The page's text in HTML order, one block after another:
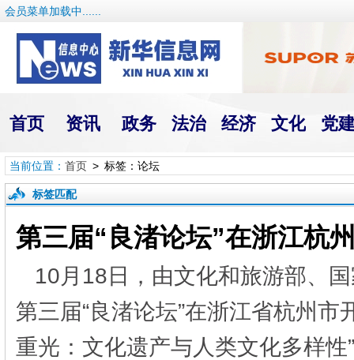
会员菜单加载中......
首页 资讯 政务 法治 经济 文化 党
当前位置： 首页> 标签：论坛
标签匹配
第三届“良渚论坛”在浙江杭
10月18日，由文化和旅游部、
第三届“良渚论坛”在浙江省杭州
重光：文化遗产与人类文化多样